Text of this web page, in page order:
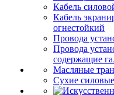
Кабель
Кабель
огнестойкий
Провода
Провода
содержащие
Масляные
Сухие